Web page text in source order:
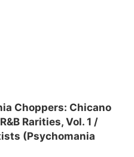
Choppers: Chicano
Rarities, Vol. 1 /
(Psychomania